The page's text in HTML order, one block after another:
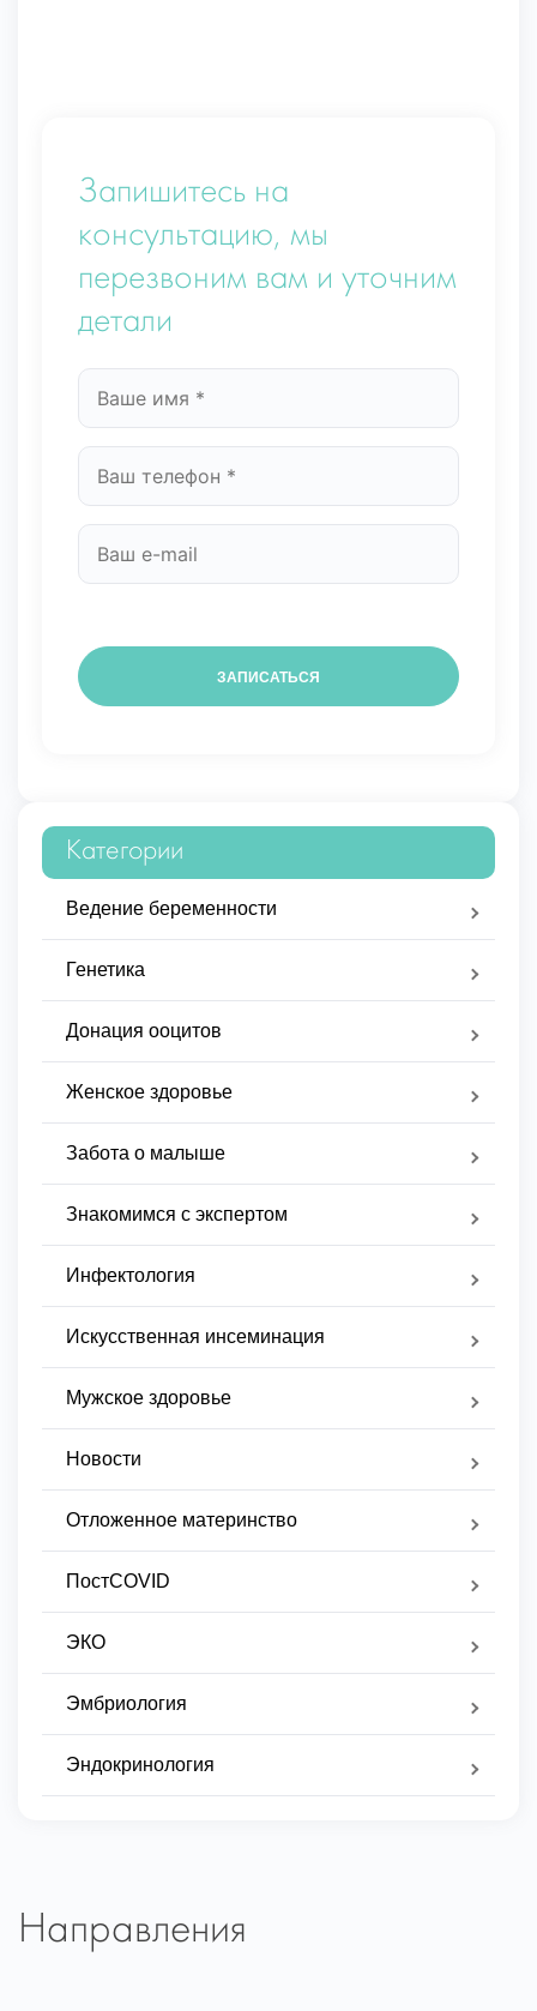
Запишитесь на
консультацию, мы
перезвоним вам и уточним
детали
Категории
Ведение беременности
Генетика
Донация ооцитов
Женское здоровье
Забота о малыше
Знакомимся с экспертом
Инфектология
Искусственная инсеминация
Мужское здоровье
Новости
Отложенное материнство
ПостCOVID
ЭКО
Эмбриология
Эндокринология
Направления